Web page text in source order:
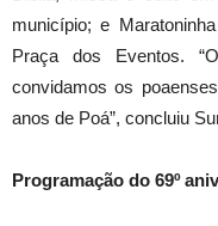
município; e
Praça dos Eventos.
convidamos os
anos de Poá”, concluiu
Programação do 69º